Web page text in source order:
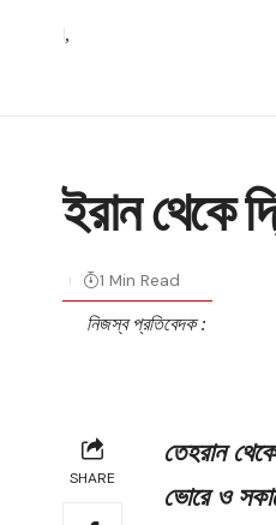
,
ইরান থেকে
নিজস্ব প্রতিবেদক :
1 Min Read
SHARE
তেহরান
ভোরে ও